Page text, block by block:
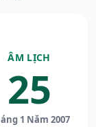
ÂM LỊCH
25
1 Năm 2007